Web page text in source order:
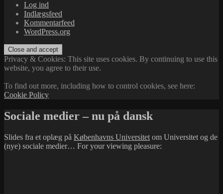
Log ind
Indlægsfeed
Kommentarfeed
WordPress.org
Privacy & Cookies: This site uses cookies. By continuing to use this
website, you agree to their use.
To find out more, including how to control cookies, see here:
Cookie Policy
Sociale medier – nu på dansk
Slides fra et oplæg på Københavns Universitet om Universitet og de
(nye) sociale medier… For your viewing pleasure: